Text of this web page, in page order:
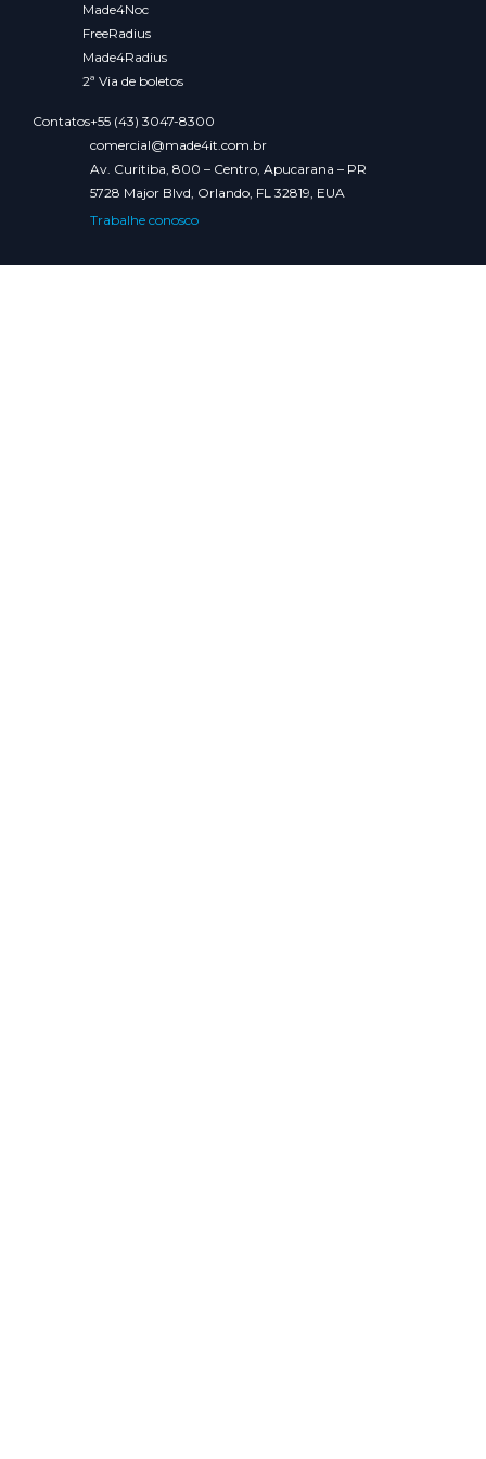
Made4Noc
FreeRadius
Made4Radius
2ª Via de boletos
Contatos+55 (43) 3047-8300
comercial@made4it.com.br
Av. Curitiba, 800 – Centro, Apucarana – PR
5728 Major Blvd, Orlando, FL 32819, EUA
Trabalhe conosco